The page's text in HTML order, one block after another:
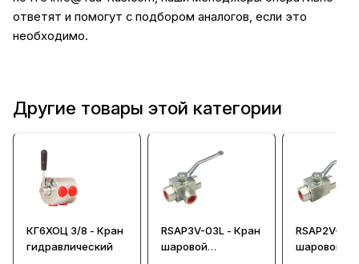
ответят и помогут с подбором аналогов, если это
необходимо.
Другие товары этой категории
КГ6ХОЦ 3/8 - Кран
гидравлический
RSAP3V-03L - Кран
шаровой
RSAP2V-02
шаровой